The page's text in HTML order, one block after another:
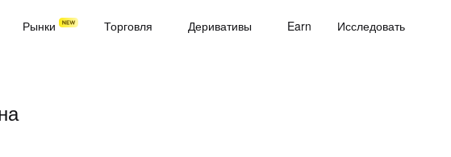
Рынки Торговля Деривативы Earn Исследовать